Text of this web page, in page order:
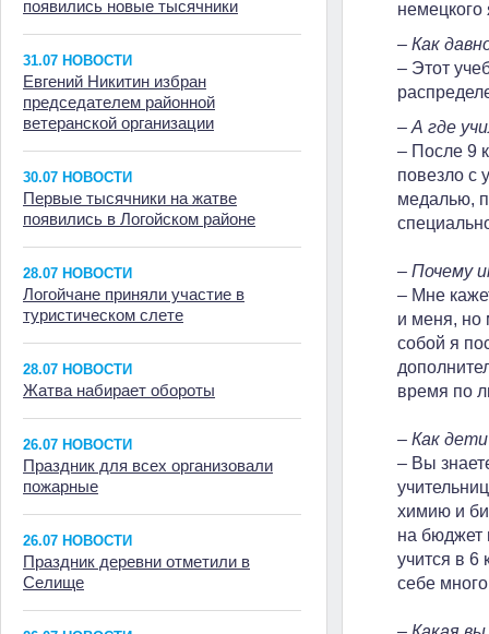
появились новые тысячники
31.07 НОВОСТИ
Евгений Никитин избран
председателем районной
ветеранской организации
30.07 НОВОСТИ
Первые тысячники на жатве
появились в Логойском районе
28.07 НОВОСТИ
Логойчане приняли участие в
туристическом слете
28.07 НОВОСТИ
Жатва набирает обороты
26.07 НОВОСТИ
Праздник для всех организовали
пожарные
26.07 НОВОСТИ
Праздник деревни отметили в
Селище
– Как
– Этот
– А где
– После 9
повезло с
медалью,
– Почему
– Мне
и меня, но
собой я
время по
– Как
– Вы
химию и
на бюджет
учится в 6
себе